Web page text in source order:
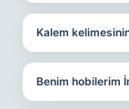
Kalem
Benim hobilerim